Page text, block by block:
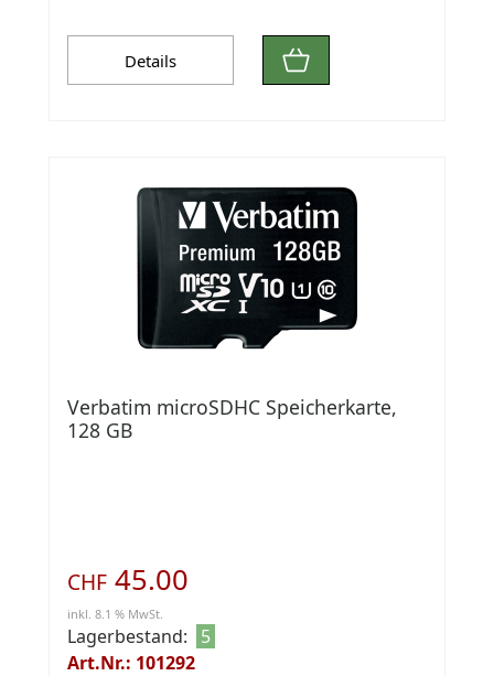
Details
Verbatim microSDHC Speicherkarte,
128 GB
CHF 45.00
inkl. 8.1 % MwSt.
Lagerbestand:
5
Art.Nr.: 101292